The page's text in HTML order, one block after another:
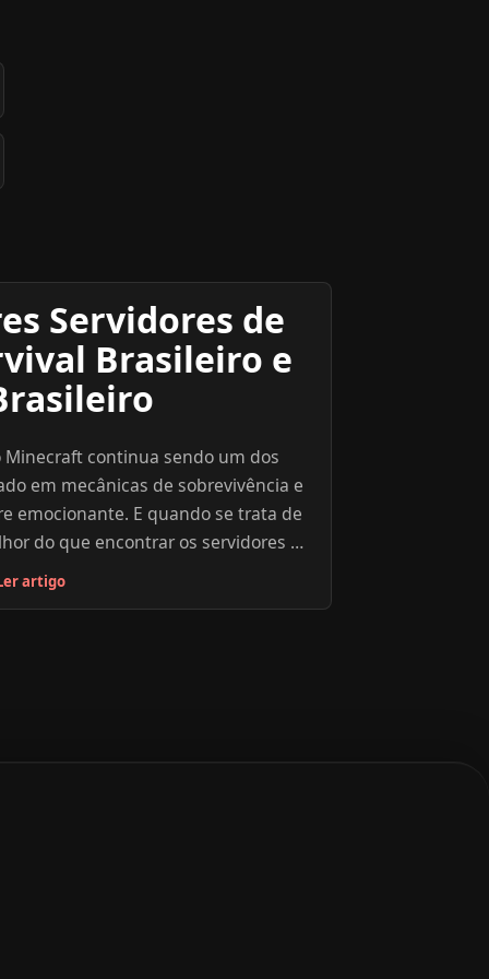
Servidores de
Brasileiro e
continua sendo um dos
em mecânicas de sobrevivência e
emocionante. E quando se trata de
do que encontrar os servidores de
para a diversão de todos. Para
artigo